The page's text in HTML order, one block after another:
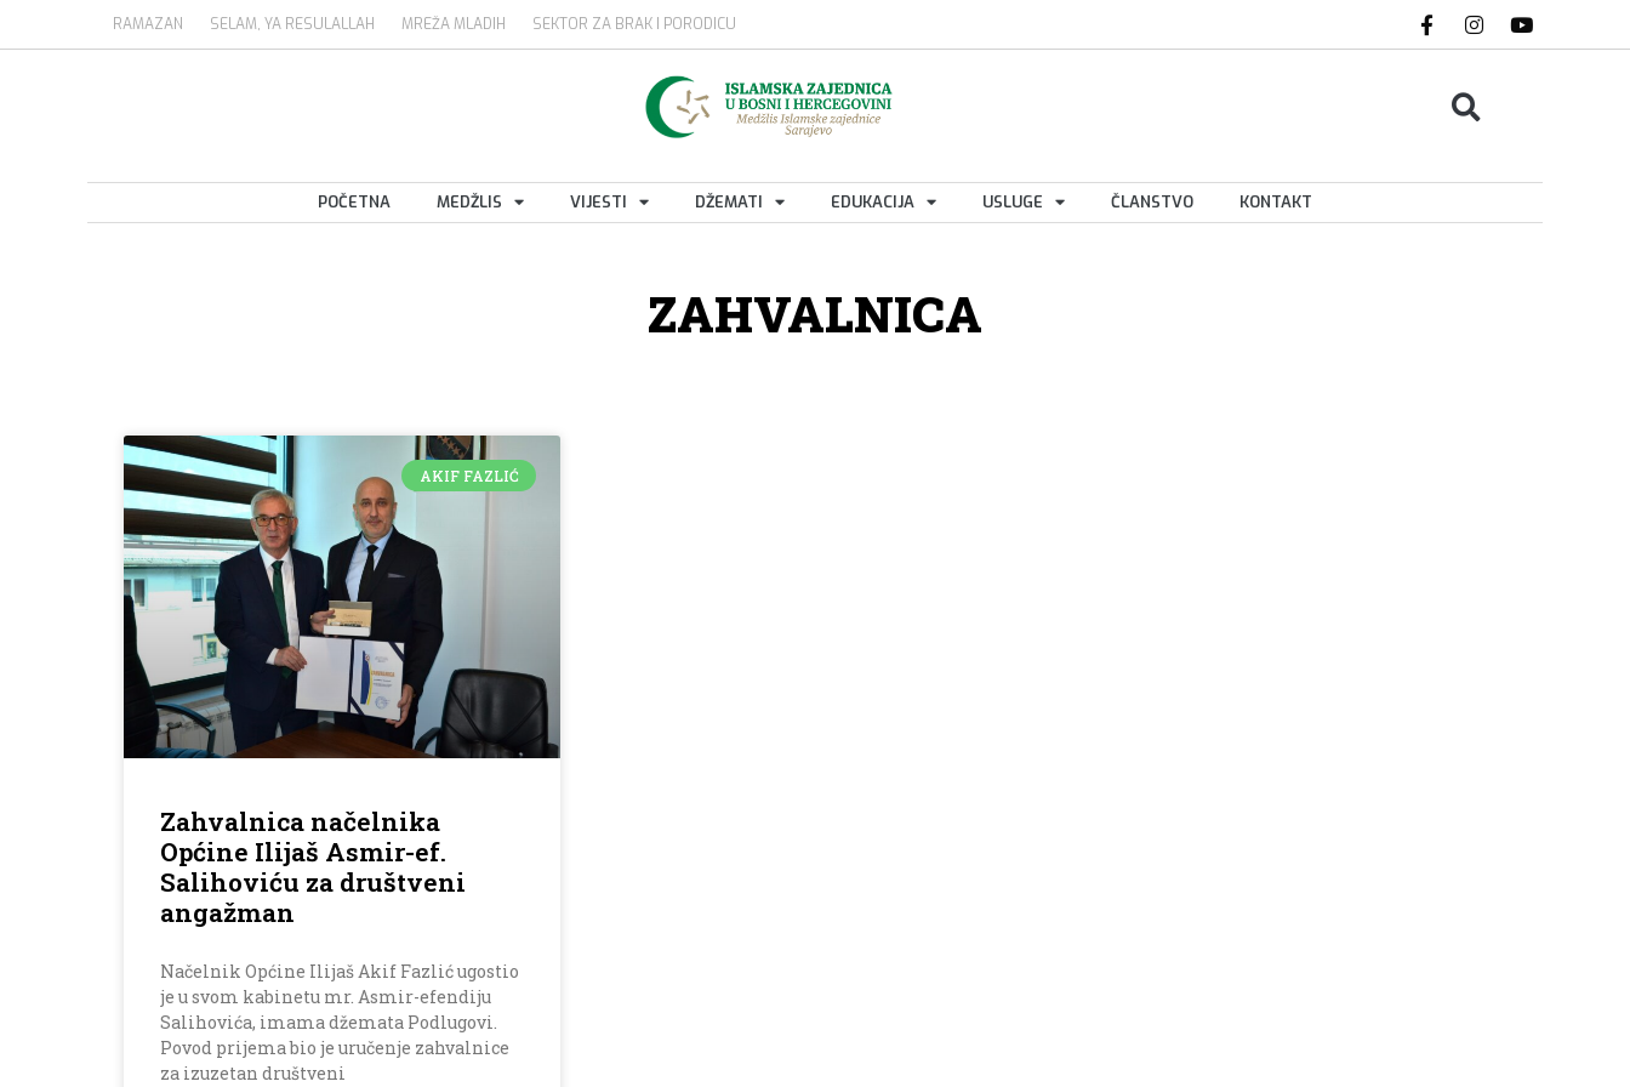
RAMAZAN SELAM, YA RESULALLAH MREŽA MLADIH SEKTOR ZA BRAK I PORODICU
POČETNA MEDŽLIS VIJESTI DŽEMATI EDUKACIJA USLUGE ČLANSTVO KONTAKT
ZAHVALNICA
AKIF FAZLIĆ
Zahvalnica načelnika
Općine Ilijaš Asmir-ef.
Salihoviću za društveni
angažman
Načelnik Općine Ilijaš Akif Fazlić ugostio
je u svom kabinetu mr. Asmir-efendiju
Salihovića, imama džemata Podlugovi.
Povod prijema bio je uručenje zahvalnice
za izuzetan društveni